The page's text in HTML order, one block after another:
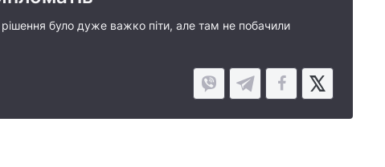
рішення було дуже важко піти, але там не побачили